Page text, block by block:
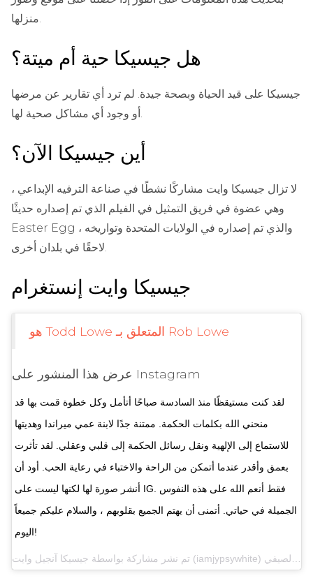
هل جيسيكا حية أم ميتة؟
جيسيكا على قيد الحياة وبصحة جيدة. لم ترد أي تقارير عن مرضها
أين جيسيكا الآن؟
لا تزال جيسيكا وايت مشاركًا نشطًا في صناعة الترفيه الإبداعي ،
وهي عضوة في فريق التمثيل في الفيلم الذي تم إصداره حديثًا
Easter Egg ، والذي تم إصداره في الولايات المتحدة وتواريخه
جيسيكا وايت إنستغرام
هو Todd Lowe المتعلق بـ Rob Lowe
عرض هذا المنشور على Instagram
لقد كنت مستيقظًا منذ السادسة صباحًا أتأمل وكل خطوة قمت بها قد
منحني الله بكلمات الحكمة. ممتنة جدًا لابنة عمي ميراندا وهديتها
للاستماع إلى الإلهية ونقل رسائل الحكمة إلى قلبي وعقلي. لقد تأثرت
بعمق وأقدر عندما أتمكن من الراحة والاختباء في رعاية الحب. أود أن
أنشر صورة لها لكنها ليست على IG. فقط أنعم الله على هذه النفوس
الجميلة في حياتي. أتمنى أن يهتم الجميع بقلوبهم ، والسلام عليكم جميعاً
اليوم!
تم نشر مشاركة بواسطة جيسيكا آنجيل وايت